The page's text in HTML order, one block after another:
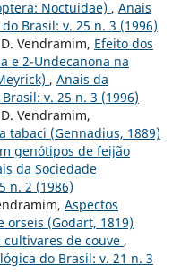
Noctuidae) , Anais
Brasil: v. 25 n. 3 (1996)
Vendramim, Efeito dos
e 2-Undecanona na
, Anais da
v. 25 n. 3 (1996)
Vendramim,
tabaci (Gennadius, 1889)
genótipos de feijão
da Sociedade
n. 2 (1986)
Aspectos
orseis (Godart, 1819)
de couve ,
do Brasil: v. 21 n. 3